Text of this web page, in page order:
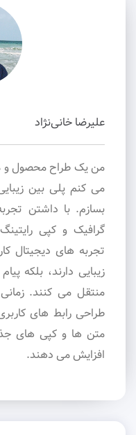
علیرضا خانی‌نژاد
می کنم پلی بین
بسازم. با داشتن
گرافیک و کپی
تجربه های دیجیتال
زیبایی دارند، بلکه
منتقل می کنند.
طراحی رابط های
متن ها و کپی های
افزایش می دهند.